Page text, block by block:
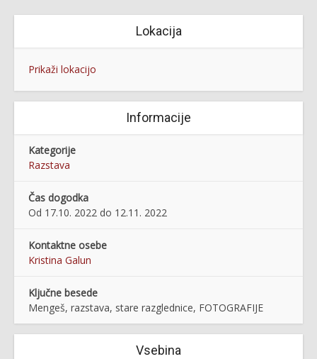
Lokacija
Prikaži lokacijo
Informacije
Kategorije
Razstava
Čas dogodka
Od 17.10. 2022 do 12.11. 2022
Kontaktne osebe
Kristina Galun
Ključne besede
Mengeš, razstava, stare razglednice, FOTOGRAFIJE
Vsebina